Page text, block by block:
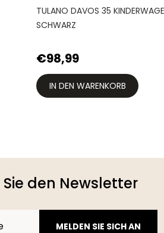
TULANO DAVOS 35
SCHWARZ
€98,99
IN DEN WARENKORB
den Newsletter
MELDEN SIE SICH AN